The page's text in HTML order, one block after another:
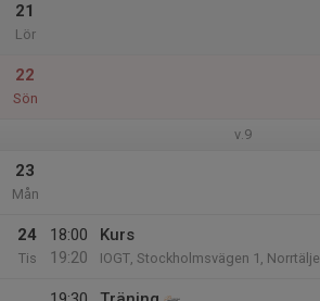
21
Lör
22
Sön
v.9
23
Mån
24
Tis
18:00
19:20
Kurs
IOGT, Stockholmsvägen 1, Norrtälje